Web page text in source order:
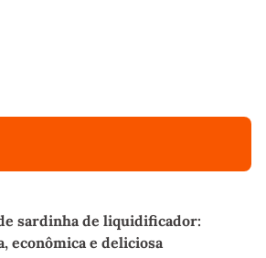
sardinha de liquidificador:
econômica e deliciosa